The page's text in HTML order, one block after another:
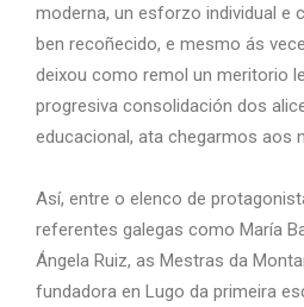
moderna, un esforzo individual e
ben recoñecido, e mesmo ás
deixou como remol un meritorio
progresiva consolidación dos
educacional, ata chegarmos aos
Así, entre o elenco de
referentes galegas como María
Ángela Ruiz, as Mestras da
fundadora en Lugo da primeira